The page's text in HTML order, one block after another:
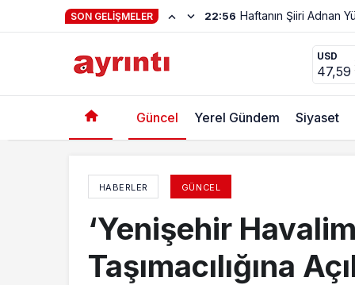
SON GELIŞMELER 22:56 Haftanın Şiiri Adnan
USD
47,59
Güncel Yerel Gündem Siyaset
HABERLER GÜNCEL
‘Yenişehir
Taşımacılığına
Borsa Hizmet Binasında İnşaat Başlıyor